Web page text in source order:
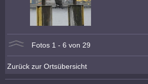
Fotos 1 - 6 von 29
Zurück zur Ortsübersicht